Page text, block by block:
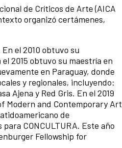
de Críticos de Arte (AICA
organizó certámenes,
el 2010 obtuvo su
2015 obtuvo su maestría en
en Paraguay, donde
y regionales, incluyendo:
Ajena y Red Gris. En el 2019
Modern and Contemporary Art
de
CONCULTURA. Este año
Fellowship for